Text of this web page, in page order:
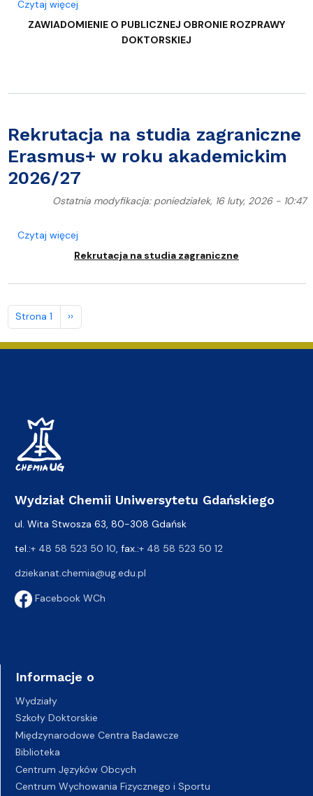
Czytaj więcejo Publiczna obrona rozprawy doktorskiej mgr.
ZAWIADOMIENIE O PUBLICZNEJ OBRONIE ROZPRAWY
DOKTORSKIEJ
Rekrutacja na studia zagraniczne
Erasmus+ w roku akademickim
2026/27
Ostatnia modyfikacja: poniedziałek, 16 luty, 2026 - 10:47
Czytaj więcejo Rekrutacja na studia zagraniczne Erasmus+ w
Rekrutacja na studia zagraniczne
Stronicowanie
Strona 1 Następna strona
››
Wydział Chemii Uniwersytetu Gdańskiego
ul. Wita Stwosza 63, 80-308 Gdańsk
tel.:+ 48 58 523 50 10 , fax.:+ 48 58 523 50 12
dziekanat.chemia@ug.edu.pl
Facebook WCh
Informacje o
Wydziały
Szkoły Doktorskie
Międzynarodowe Centra Badawcze
Biblioteka
Centrum Języków Obcych
Centrum Wychowania Fizycznego i Sportu